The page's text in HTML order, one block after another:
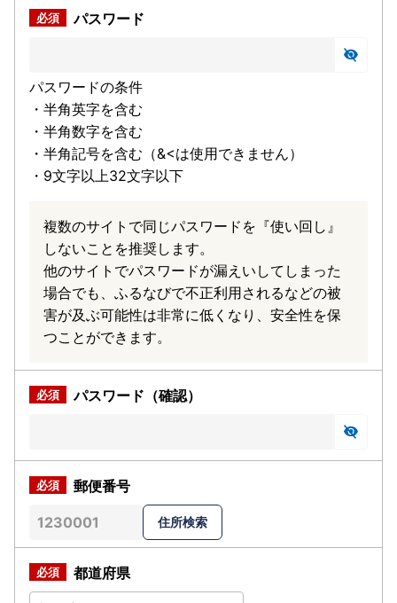
パスワード
パスワードの条件
・半角英字を含む
・半角数字を含む
・半角記号を含む（&<は使用できません）
・9文字以上32文字以下
複数のサイトで同じパスワードを『使い回し』
しないことを推奨します。
他のサイトでパスワードが漏えいしてしまった
場合でも、ふるなびで不正利用されるなどの被
害が及ぶ可能性は非常に低くなり、安全性を保
つことができます。
パスワード（確認）
郵便番号
都道府県